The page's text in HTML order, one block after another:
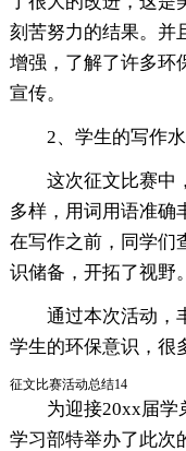
刻苦努力的结果。并
增强，了解了许多环
宣传。
2、学生的写作
这次征文比赛中
多样，用词用语准确
在写作之前，同学们
识储备，开拓了视野。
通过本次活动，
学生的环保意识，很
征文比赛活动总结14
为迎接20xx届学
学习部特举办了此次